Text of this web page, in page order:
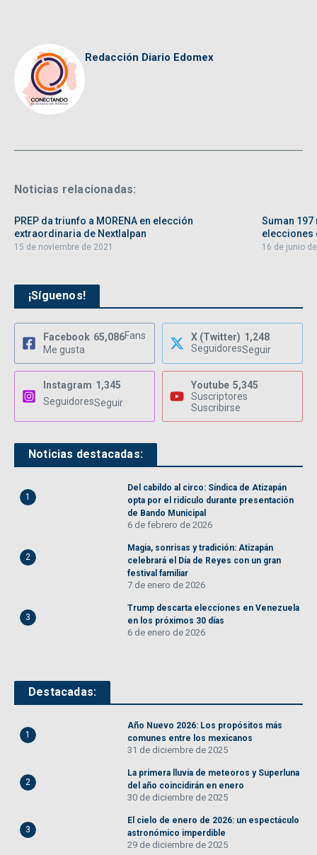
Redacción Diario Edomex
Noticias relacionadas:
PREP da triunfo a MORENA en elección
extraordinaria de Nextlalpan
15 de noviembre de 2021
Suman
elecciones
16 de junio
¡Síguenos!
Facebook 65,086Fans
Me gusta
X (Twitter) 1,248
SeguidoresSeguir
Instagram 1,345
SeguidoresSeguir
Youtube 5,345
Suscriptores
Suscribirse
Noticias destacadas:
1
Del cabildo al circo: Síndica de Atizapán
opta por el ridículo durante presentación
de Bando Municipal
6 de febrero de 2026
2
Magia, sonrisas y tradición: Atizapán
celebrará el Día de Reyes con un gran
festival familiar
7 de enero de 2026
3
Trump descarta elecciones en Venezuela
en los próximos 30 días
6 de enero de 2026
Destacadas:
1
Año Nuevo 2026: Los propósitos más
comunes entre los mexicanos
31 de diciembre de 2025
2
La primera lluvia de meteoros y Superluna
del año coincidirán en enero
30 de diciembre de 2025
3
El cielo de enero de 2026: un espectáculo
astronómico imperdible
29 de diciembre de 2025